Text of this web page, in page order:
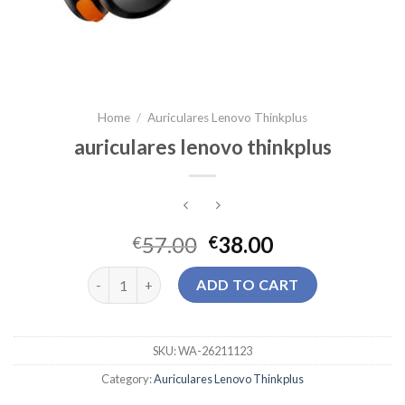
Home / Auriculares Lenovo Thinkplus
auriculares lenovo thinkplus
€57.00 €38.00
auriculares lenovo thinkplus quantity
ADD TO CART
SKU:WA-26211123
Category:Auriculares Lenovo Thinkplus